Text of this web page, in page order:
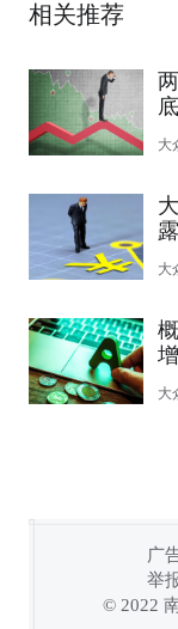
相关推荐
大
大
大
大
广
举
© 2022